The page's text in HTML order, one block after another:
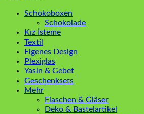
Schokoboxen
Schokolade
Kız İsteme
Textil
Eigenes Design
Plexiglas
Yasin & Gebet
Geschenksets
Mehr
Flaschen & Gläser
Deko & Bastelartikel